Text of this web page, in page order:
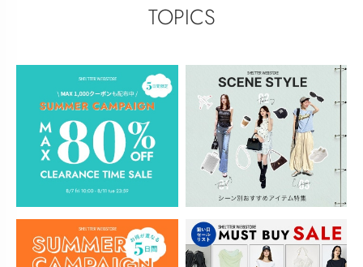
TOPICS